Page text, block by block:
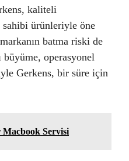
kaliteli
ürünleriyle öne
batma riski de
büyüme, operasyonel
Gerkens, bir süre için
Servisi